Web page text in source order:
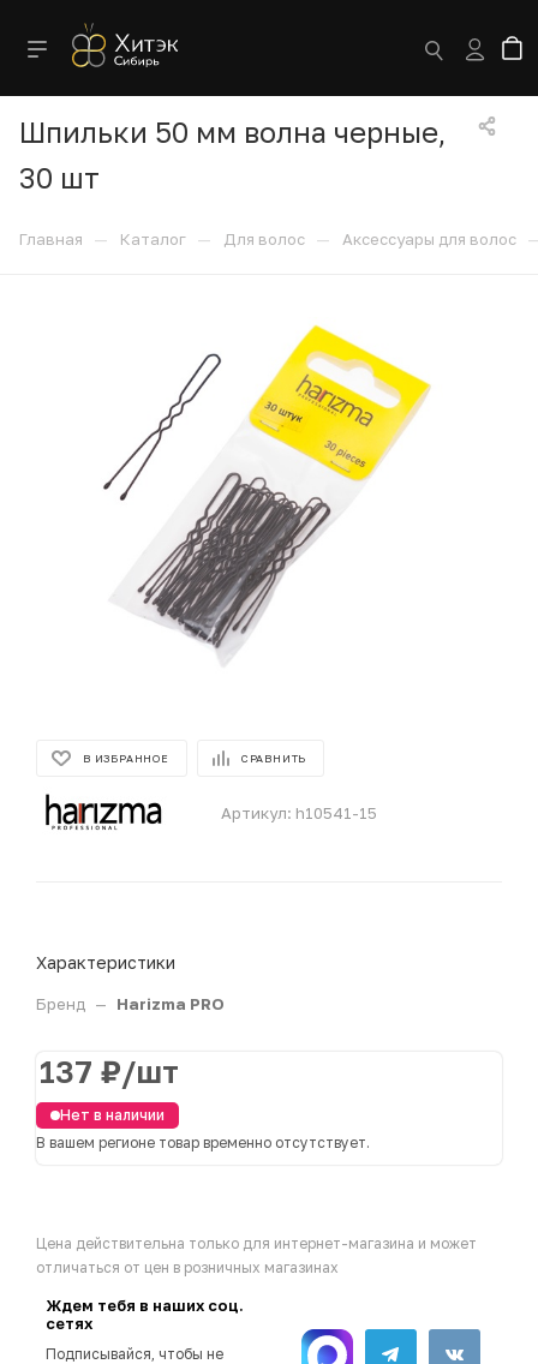
Шпильки 50 мм волна черные,
30 шт
Главная — Каталог — Для волос — Аксессуары для волос
В ИЗБРАННОЕ СРАВНИТЬ
Артикул: h10541-15
Характеристики
Бренд — Harizma PRO
137 ₽/шт
Нет в наличии
В вашем регионе товар временно отсутствует.
Цена действительна только для интернет-магазина и может
отличаться от цен в розничных магазинах
Ждем тебя в наших соц.
сетях
Подписывайся, чтобы не